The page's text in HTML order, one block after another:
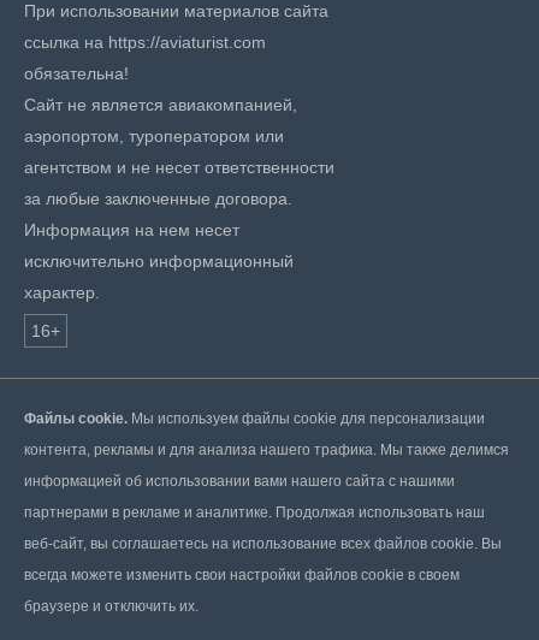
При использовании материалов сайта
ссылка на https://aviaturist.com
обязательна!
Сайт не является авиакомпанией,
аэропортом, туроператором или
агентством и не несет ответственности
за любые заключенные договора.
Информация на нем несет
исключительно информационный
характер.
16+
Файлы cookie. Мы используем файлы cookie для персонализации
контента, рекламы и для анализа нашего трафика. Мы также делимся
информацией об использовании вами нашего сайта с нашими
партнерами в рекламе и аналитике. Продолжая использовать наш
веб-сайт, вы соглашаетесь на использование всех файлов cookie. Вы
всегда можете изменить свои настройки файлов cookie в своем
браузере и отключить их.